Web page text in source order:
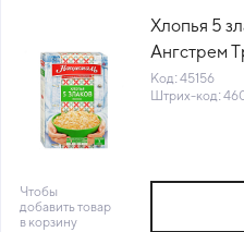
Хлопья 5
Ангстрем
45156)
Код: 45156
Штрих-код:
Чтобы
добавить товар
в корзину